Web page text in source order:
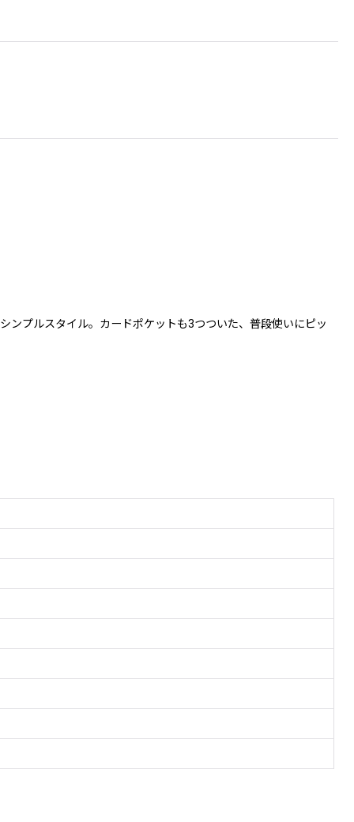
ンプルスタイル。カードポケットも3つついた、普段使いにピッ